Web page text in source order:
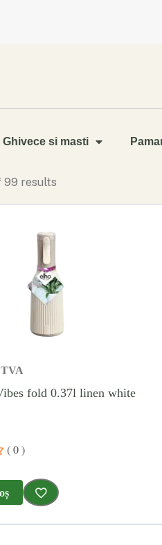
Ghivece si masti
99 results
fold 0.37l linen white
( 0 )